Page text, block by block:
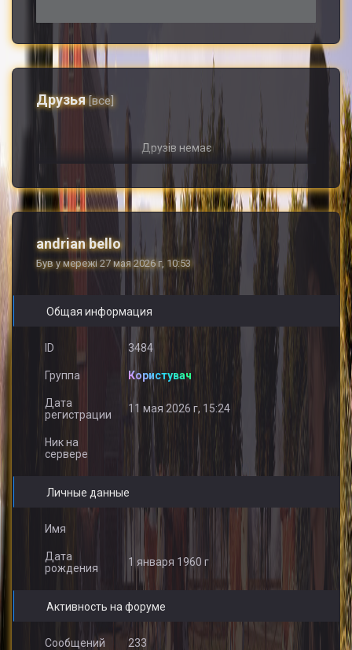
Друзья[все]
Друзів немає
andrian bello
Був у мережі 27 мая 2026 г, 10:53
Общая информация
ID 3484
Группа Користувач
Дата
регистрации
11 мая 2026 г, 15:24
Ник на
сервере
Личные данные
Имя
Дата
рождения
1 января 1960 г
Активность на форуме
Сообщений 233